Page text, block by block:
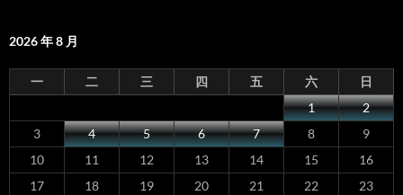
2026 年 8 月
一 二 三 四 五 六
日
1
2
3
4 5 6 7 8
9
10
11 12 13 14 15
16
17
18 19 20 21 22
23